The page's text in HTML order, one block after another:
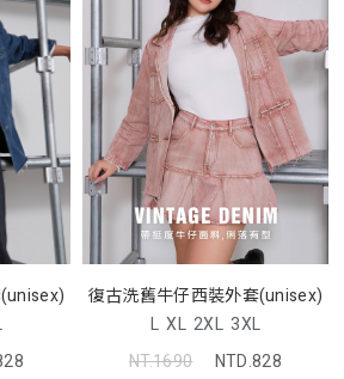
復古洗舊牛仔西裝外套(unisex)
L XL 2XL 3XL
NT.1690
NTD.828